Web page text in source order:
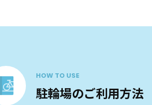
HOW TO USE
駐輪場のご利用方法